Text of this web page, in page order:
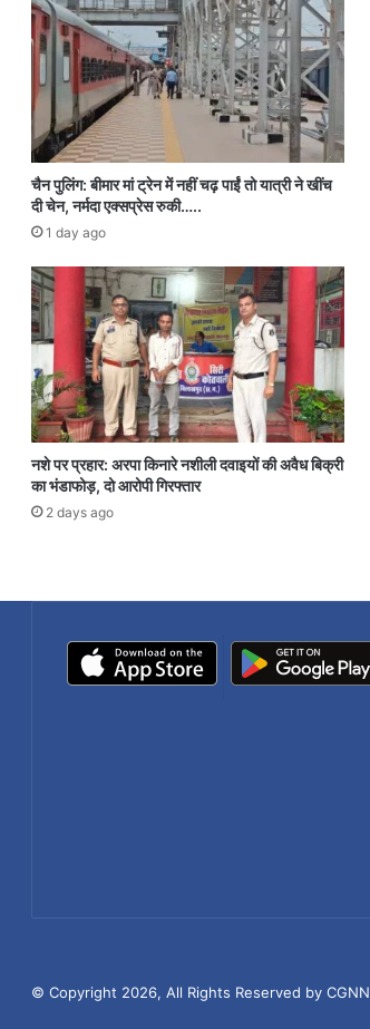
चैन पुलिंग: बीमार मां ट्रेन में नहीं चढ़ पाईं तो यात्री ने खींच
दी चेन, नर्मदा एक्सप्रेस रुकी…..
1 day ago
नशे पर प्रहार: अरपा किनारे नशीली दवाइयों की अवैध बिक्री
का भंडाफोड़, दो आरोपी गिरफ्तार
2 days ago
© Copyright 2026, All Rights Reserved by CGNN